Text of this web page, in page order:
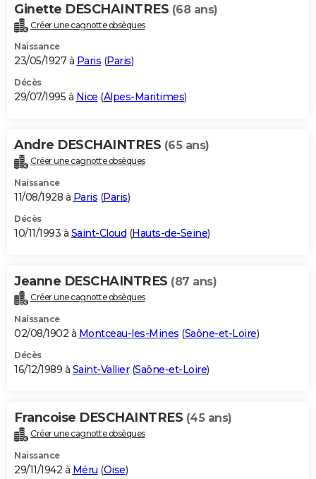
Ginette DESCHAINTRES (68 ans)
Créer une cagnotte obsèques
Naissance
23/05/1927 à Paris (Paris)
Décès
29/07/1995 à Nice (Alpes-Maritimes)
Andre DESCHAINTRES (65 ans)
Créer une cagnotte obsèques
Naissance
11/08/1928 à Paris (Paris)
Décès
10/11/1993 à Saint-Cloud (Hauts-de-Seine)
Jeanne DESCHAINTRES (87 ans)
Créer une cagnotte obsèques
Naissance
02/08/1902 à Montceau-les-Mines (Saône-et-Loire)
Décès
16/12/1989 à Saint-Vallier(Saône-et-Loire)
Francoise DESCHAINTRES (45 ans)
Créer une cagnotte obsèques
Naissance
29/11/1942 à Méru (Oise)